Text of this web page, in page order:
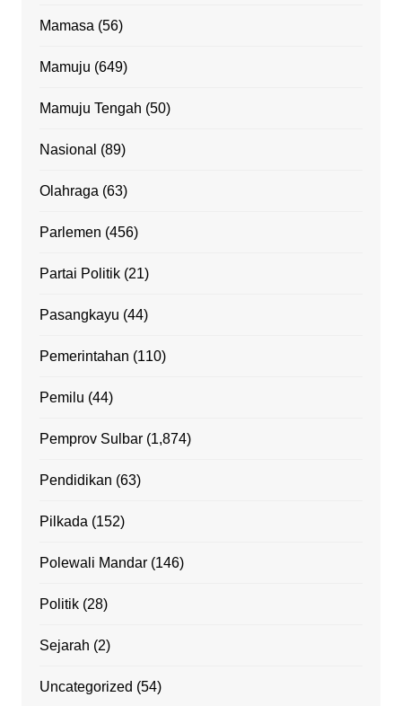
Mamasa (56)
Mamuju (649)
Mamuju Tengah (50)
Nasional (89)
Olahraga (63)
Parlemen (456)
Partai Politik(21)
Pasangkayu (44)
Pemerintahan (110)
Pemilu (44)
Pemprov Sulbar(1,874)
Pendidikan (63)
Pilkada (152)
Polewali Mandar(146)
Politik(28)
Sejarah (2)
Uncategorized (54)